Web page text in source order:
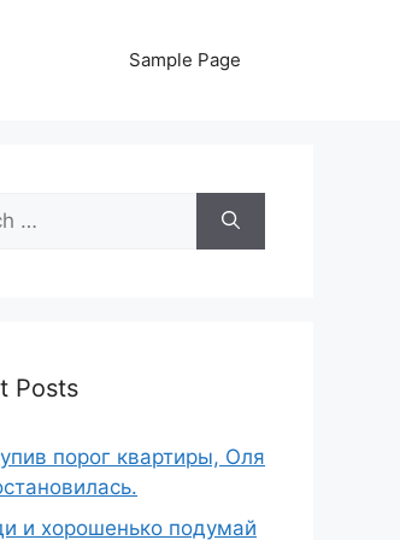
Sample Page
Posts
порог квартиры, Оля
и хорошенько подумай